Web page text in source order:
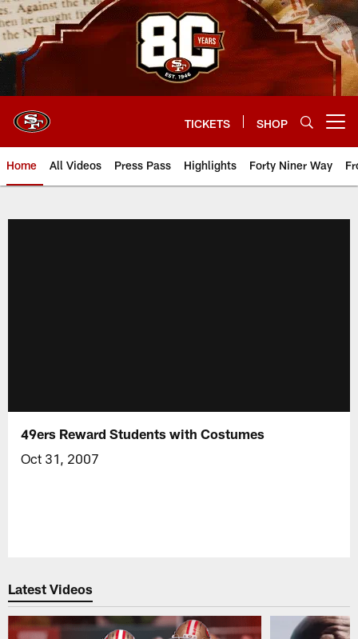
Skip
to
main
content
TICKETS SHOP
Home All Videos Press Pass Highlights Forty Niner Way
49ers Reward Students with Costumes
Oct 31, 2007
Latest Videos